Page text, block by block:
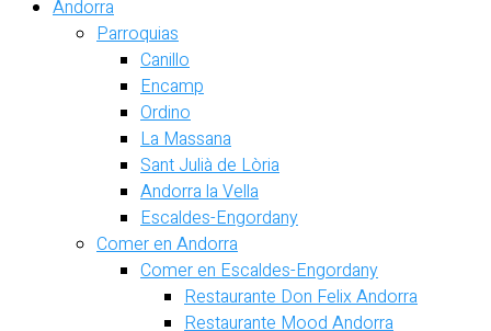
Andorra
Parroquias
Canillo
Encamp
Ordino
La Massana
Sant Julià de Lòria
Andorra la Vella
Escaldes-Engordany
Comer en Andorra
Comer en Escaldes-Engordany
Restaurante Don Felix Andorra
Restaurante Mood Andorra